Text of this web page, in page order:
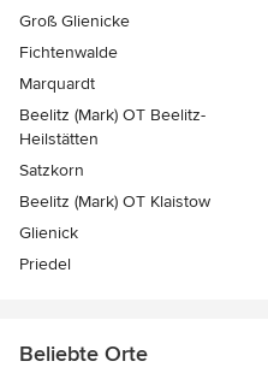
Groß Glienicke
Fichtenwalde
Marquardt
Beelitz (Mark) OT Beelitz-
Heilstätten
Satzkorn
Beelitz (Mark) OT Klaistow
Glienick
Priedel
Beliebte Orte